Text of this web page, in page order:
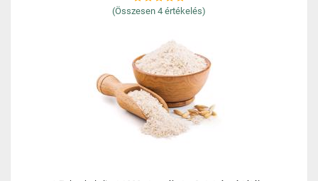
(Összesen 4 értékelés)